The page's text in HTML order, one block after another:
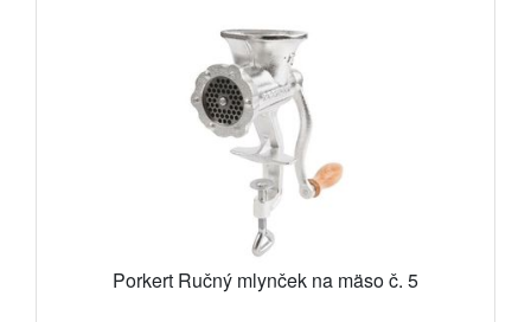
Porkert Ručný mlynček na mäso č. 5